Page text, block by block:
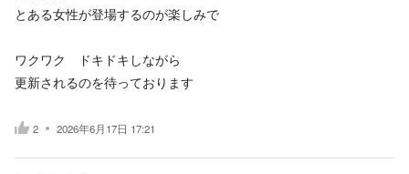
とある女性が登場するのが楽しみで
ワクワク ドキドキしながら
更新されるのを待っております
2 2026年6月17日 17:21